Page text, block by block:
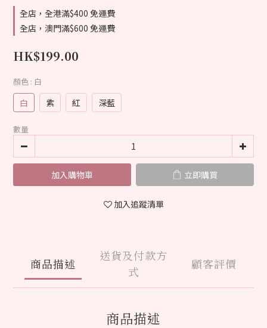
全店，全港滿$400 免運費
全店，澳門滿$600 免運費
HK$199.00
顏色 : 白
白 紫 紅 深藍
數量
加入購物車 立即購買
加入追蹤清單
商品描述
送貨及付款方
式
顧客評價
商品描述